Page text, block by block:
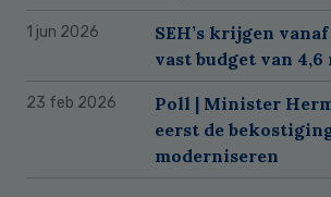
1 jun 2026
SEH’s krijgen vanaf
vast budget van
23 feb 2026
Poll | Minister
eerst de
moderniseren